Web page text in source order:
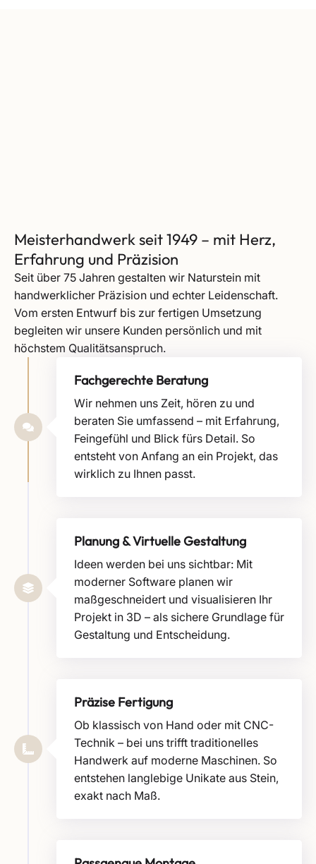
Meisterhandwerk seit 1949 – mit Herz,
Erfahrung und Präzision
Seit über 75 Jahren gestalten wir Naturstein mit
handwerklicher Präzision und echter Leidenschaft.
Vom ersten Entwurf bis zur fertigen Umsetzung
begleiten wir unsere Kunden persönlich und mit
höchstem Qualitätsanspruch.
Fachgerechte Beratung
Wir nehmen uns Zeit, hören zu und
beraten Sie umfassend – mit Erfahrung,
Feingefühl und Blick fürs Detail. So
entsteht von Anfang an ein Projekt, das
wirklich zu Ihnen passt.
Planung & Virtuelle Gestaltung
Ideen werden bei uns sichtbar: Mit
moderner Software planen wir
maßgeschneidert und visualisieren Ihr
Projekt in 3D – als sichere Grundlage für
Gestaltung und Entscheidung.
Präzise Fertigung
Ob klassisch von Hand oder mit CNC-
Technik – bei uns trifft traditionelles
Handwerk auf moderne Maschinen. So
entstehen langlebige Unikate aus Stein,
exakt nach Maß.